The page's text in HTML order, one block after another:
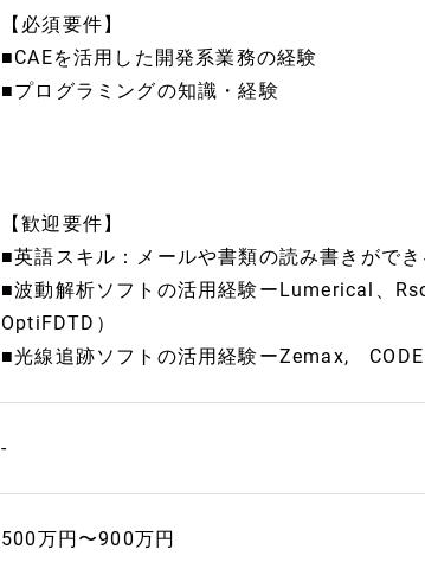
【必須要件】
■CAEを活用した開発系業務の経験
■プログラミングの知識・経験
【歓迎要件】
■英語スキル：メールや書類の読み書きがで
■波動解析ソフトの活用経験ーLumerical、
OptiFDTD）
■光線追跡ソフトの活用経験ーZemax,
-
500万円〜900万円